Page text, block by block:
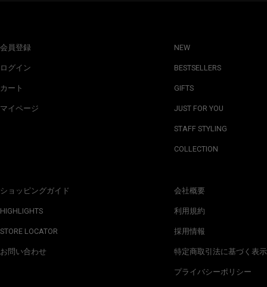
会員登録
ログイン
カート
マイページ
ショッピングガイド
HIGHLIGHTS
STORE LOCATOR
お問い合わせ
NEW
BESTSELLERS
GIFTS
JUST FOR YOU
STAFF STYLING
COLLECTION
会社概要
利用規約
採用情報
特定商取引法に基づく表示
プライバシーポリシー